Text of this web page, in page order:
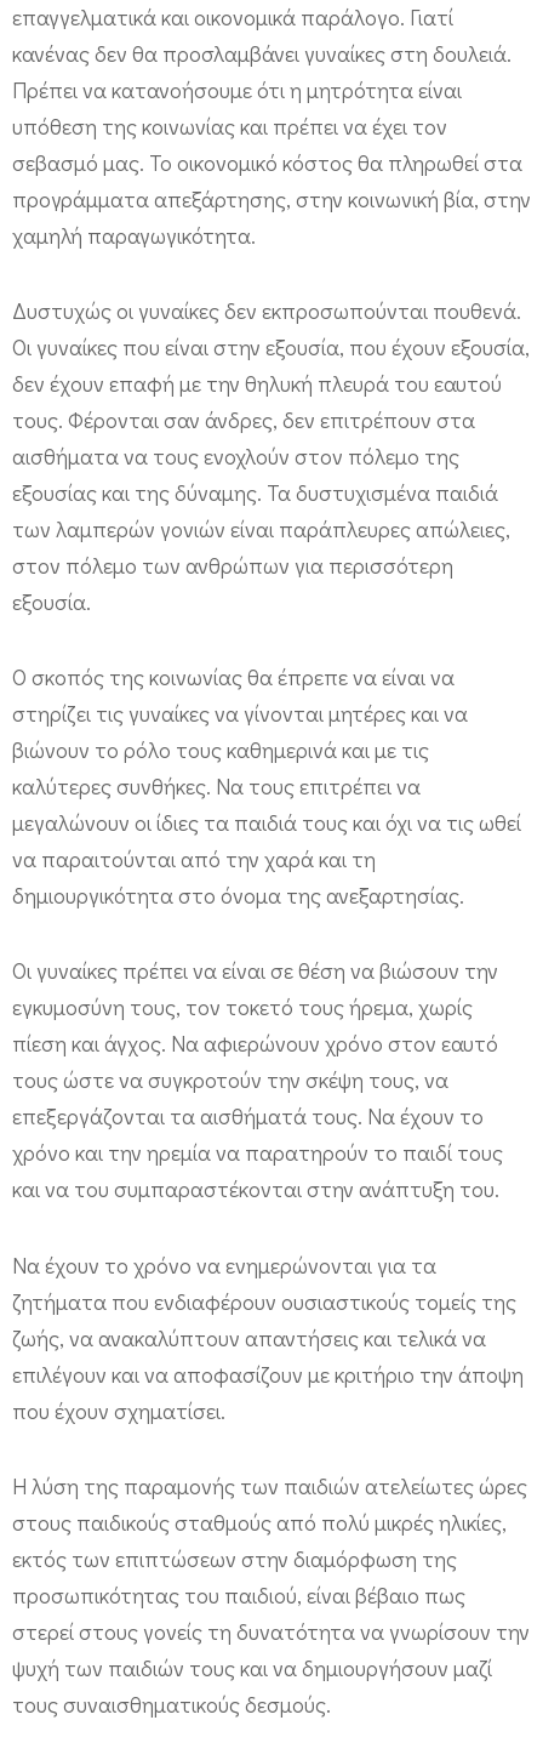
επαγγελματικά και οικονομικά παράλογο. Γιατί
κανένας δεν θα προσλαμβάνει γυναίκες στη δουλειά.
Πρέπει να κατανοήσουμε ότι η μητρότητα είναι
υπόθεση της κοινωνίας και πρέπει να έχει τον
σεβασμό μας. Το οικονομικό κόστος θα πληρωθεί στα
προγράμματα απεξάρτησης, στην κοινωνική βία, στην
χαμηλή παραγωγικότητα.
Δυστυχώς οι γυναίκες δεν εκπροσωπούνται πουθενά.
Οι γυναίκες που είναι στην εξουσία, που έχουν εξουσία,
δεν έχουν επαφή με την θηλυκή πλευρά του εαυτού
τους. Φέρονται σαν άνδρες, δεν επιτρέπουν στα
αισθήματα να τους ενοχλούν στον πόλεμο της
εξουσίας και της δύναμης. Τα δυστυχισμένα παιδιά
των λαμπερών γονιών είναι παράπλευρες απώλειες,
στον πόλεμο των ανθρώπων για περισσότερη
εξουσία.
Ο σκοπός της κοινωνίας θα έπρεπε να είναι να
στηρίζει τις γυναίκες να γίνονται μητέρες και να
βιώνουν το ρόλο τους καθημερινά και με τις
καλύτερες συνθήκες. Να τους επιτρέπει να
μεγαλώνουν οι ίδιες τα παιδιά τους και όχι να τις ωθεί
να παραιτούνται από την χαρά και τη
δημιουργικότητα στο όνομα της ανεξαρτησίας.
Οι γυναίκες πρέπει να είναι σε θέση να βιώσουν την
εγκυμοσύνη τους, τον τοκετό τους ήρεμα, χωρίς
πίεση και άγχος. Να αφιερώνουν χρόνο στον εαυτό
τους ώστε να συγκροτούν την σκέψη τους, να
επεξεργάζονται τα αισθήματά τους. Να έχουν το
χρόνο και την ηρεμία να παρατηρούν το παιδί τους
και να του συμπαραστέκονται στην ανάπτυξη του.
Να έχουν το χρόνο να ενημερώνονται για τα
ζητήματα που ενδιαφέρουν ουσιαστικούς τομείς της
ζωής, να ανακαλύπτουν απαντήσεις και τελικά να
επιλέγουν και να αποφασίζουν με κριτήριο την άποψη
που έχουν σχηματίσει.
Η λύση της παραμονής των παιδιών ατελείωτες ώρες
στους παιδικούς σταθμούς από πολύ μικρές ηλικίες,
εκτός των επιπτώσεων στην διαμόρφωση της
προσωπικότητας του παιδιού, είναι βέβαιο πως
στερεί στους γονείς τη δυνατότητα να γνωρίσουν την
ψυχή των παιδιών τους και να δημιουργήσουν μαζί
τους συναισθηματικούς δεσμούς.